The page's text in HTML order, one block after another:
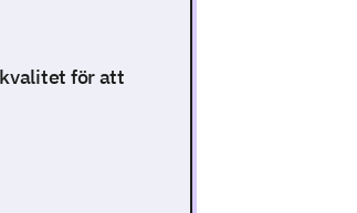
för att